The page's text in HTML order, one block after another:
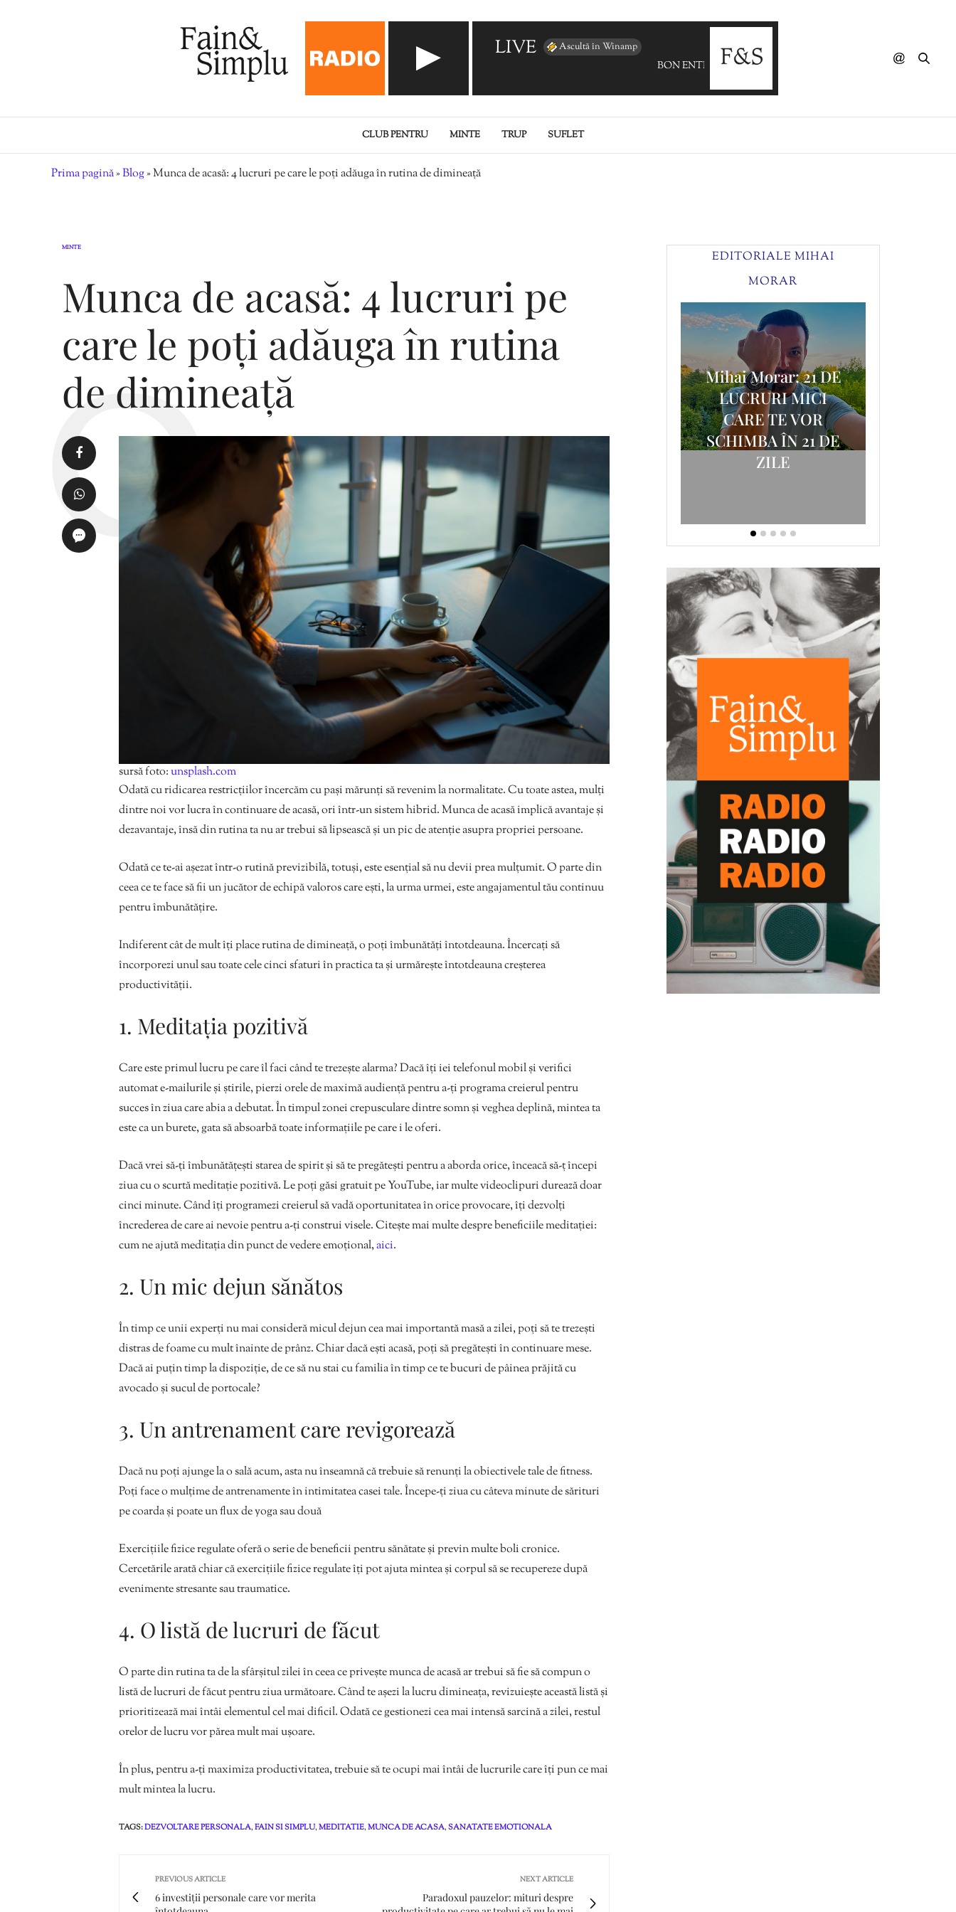
LIVE Ascultă în Winamp
BON ENTENDEUR - Angelo (POPA)
CLUB PENTRU MINTE TRUP SUFLET
Prima pagină»Blog»Munca de acasă: 4 lucruri pe care le poți adăuga în rutina de dimineață
MINTE
Munca de acasă: 4 lucruri pe
care le poți adăuga în rutina
de dimineață
sursă foto:unsplash.com
Odată cu ridicarea restricțiilor încercăm cu pași mărunți să revenim la normalitate. Cu toate astea, mulți
dintre noi vor lucra în continuare de acasă, ori într-un sistem hibrid. Munca de acasă implică avantaje și
dezavantaje, însă din rutina ta nu ar trebui să lipsească și un pic de atenție asupra propriei persoane.
Odată ce te-ai așezat într-o rutină previzibilă, totuși, este esențial să nu devii prea mulțumit. O parte din
ceea ce te face să fii un jucător de echipă valoros care ești, la urma urmei, este angajamentul tău continuu
pentru îmbunătățire.
Indiferent cât de mult îți place rutina de dimineață, o poți îmbunătăți întotdeauna. Încercați să
încorporezi unul sau toate cele cinci sfaturi în practica ta și urmărește întotdeauna creșterea
productivității.
1. Meditația pozitivă
Care este primul lucru pe care îl faci când te trezește alarma? Dacă îți iei telefonul mobil și verifici
automat e-mailurile și știrile, pierzi orele de maximă audiență pentru a-ți programa creierul pentru
succes în ziua care abia a debutat. În timpul zonei crepusculare dintre somn și veghea deplină, mintea ta
este ca un burete, gata să absoarbă toate informațiile pe care i le oferi.
Dacă vrei să-ți îmbunătățești starea de spirit și să te pregătești pentru a aborda orice, înceacă să-ț începi
ziua cu o scurtă meditație pozitivă. Le poți găsi gratuit pe YouTube, iar multe videoclipuri durează doar
cinci minute. Când îți programezi creierul să vadă oportunitatea în orice provocare, îți dezvolți
încrederea de care ai nevoie pentru a-ți construi visele. Citește mai multe despre beneficiile meditației:
cum ne ajută meditația din punct de vedere emoțional,aici.
2. Un mic dejun sănătos
În timp ce unii experți nu mai consideră micul dejun cea mai importantă masă a zilei, poți să te trezești
distras de foame cu mult înainte de prânz. Chiar dacă ești acasă, poți să pregătești în continuare mese.
Dacă ai puțin timp la dispoziție, de ce să nu stai cu familia în timp ce te bucuri de pâinea prăjită cu
avocado și sucul de portocale?
3. Un antrenament care revigorează
Dacă nu poți ajunge la o sală acum, asta nu înseamnă că trebuie să renunți la obiectivele tale de fitness.
Poți face o mulțime de antrenamente în intimitatea casei tale. Începe-ți ziua cu câteva minute de sărituri
pe coarda și poate un flux de yoga sau două
Exercițiile fizice regulate oferă o serie de beneficii pentru sănătate și previn multe boli cronice.
Cercetările arată chiar că exercițiile fizice regulate îți pot ajuta mintea și corpul să se recupereze după
evenimente stresante sau traumatice.
4. O listă de lucruri de făcut
O parte din rutina ta de la sfârșitul zilei în ceea ce privește munca de acasă ar trebui să fie să compun o
listă de lucruri de făcut pentru ziua următoare. Când te așezi la lucru dimineața, revizuiește această listă și
prioritizează mai întâi elementul cel mai dificil. Odată ce gestionezi cea mai intensă sarcină a zilei, restul
orelor de lucru vor părea mult mai ușoare.
În plus, pentru a-ți maximiza productivitatea, trebuie să te ocupi mai întâi de lucrurile care îți pun ce mai
mult mintea la lucru.
TAGS:DEZVOLTARE PERSONALA,FAIN SI SIMPLU,MEDITATIE,MUNCA DE ACASA,SANATATE EMOTIONALA
PREVIOUS ARTICLE
6 investiții personale care vor merita
NEXT ARTICLE
Paradoxul pauzelor: mituri despre
EDITORIALE MIHAI
MORAR
Mihai Morar: 21 DE
LUCRURI MICI
CARE TE VOR
SCHIMBA ÎN 21 DE
ZILE